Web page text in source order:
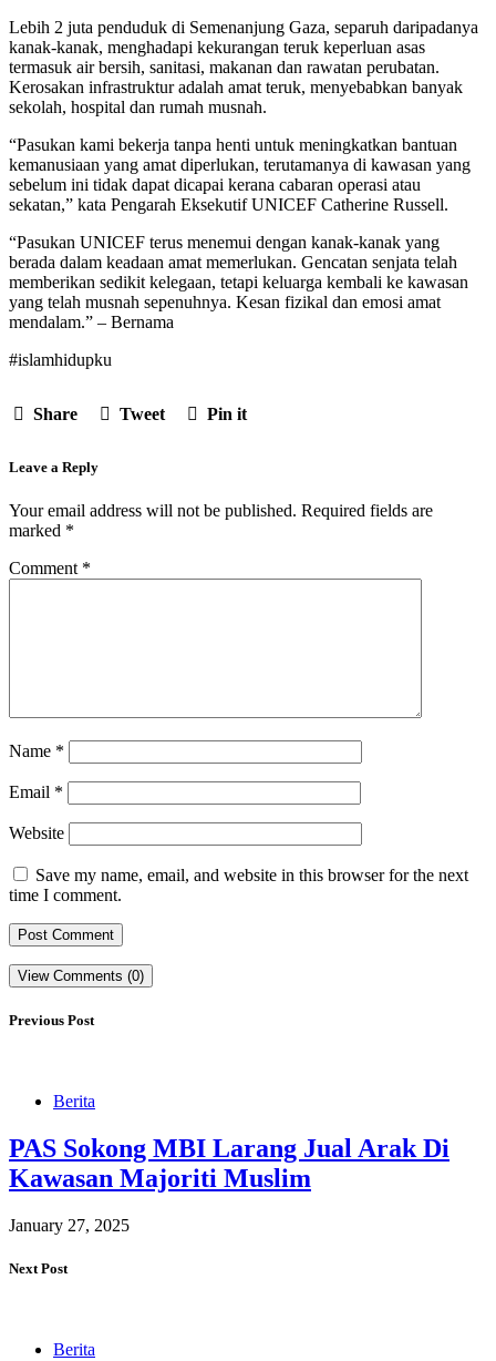
Lebih 2 juta penduduk di Semenanjung Gaza, separuh daripadanya
kanak-kanak, menghadapi kekurangan teruk keperluan asas
termasuk air bersih, sanitasi, makanan dan rawatan perubatan.
Kerosakan infrastruktur adalah amat teruk, menyebabkan banyak
sekolah, hospital dan rumah musnah.
“Pasukan kami bekerja tanpa henti untuk meningkatkan bantuan
kemanusiaan yang amat diperlukan, terutamanya di kawasan yang
sebelum ini tidak dapat dicapai kerana cabaran operasi atau
sekatan,” kata Pengarah Eksekutif UNICEF Catherine Russell.
“Pasukan UNICEF terus menemui dengan kanak-kanak yang
berada dalam keadaan amat memerlukan. Gencatan senjata telah
memberikan sedikit kelegaan, tetapi keluarga kembali ke kawasan
yang telah musnah sepenuhnya. Kesan fizikal dan emosi amat
mendalam.” – Bernama
#islamhidupku
Share Tweet Pin it
Leave a Reply
Your email address will not be published. Required fields are
marked *
Comment *
Name *
Email *
Website
Save my name, email, and website in this browser for the next
time I comment.
View Comments (0)
Previous Post
Berita
PAS Sokong MBI Larang Jual Arak Di
Kawasan Majoriti Muslim
January 27, 2025
Next Post
Berita